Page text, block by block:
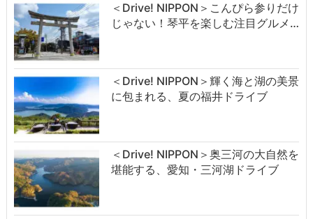
＜Drive! NIPPON＞こんぴら参りだけ
じゃない！琴平を楽しむ注目グルメ…
＜Drive! NIPPON＞輝く海と湖の美景
に包まれる、夏の福井ドライブ
＜Drive! NIPPON＞奥三河の大自然を
堪能する、愛知・三河湖ドライブ